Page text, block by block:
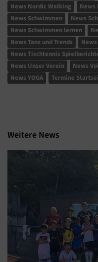
News Nordic Walking News
News Schwimmen
News
News Schwimmen lernen
News Tanz und Trends
News Tischtennis
News Unser Verein
News
News YOGA
Termine
Weitere News